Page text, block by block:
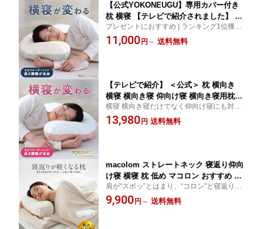
【公式YOKONEUGU】専用カバー付き
枕 横寝 【テレビで紹介されました】 母
の日 肩こり 首こり ストレートネック
横向き いびき 首痛み 頭痛 洗える まく
プレゼントにおすすめ | ランキング1位獲得
| 送料無料（沖縄・北海道・離島は除く） |
公式ショップ限定14日間返品保証 | ヨコネ
11,000 円 ～ 送料無料
【テレビで紹介】 ＜公式＞ 枕 横向き
横寝 横向き寝 仰向け寝 横向き寝用枕
まくら YOKONEGU Premium 母の日
いびき 横向き専用 横向きで寝る 肩こり
横寝 横向き寝だけでなく仰向け寝にも対応
したYOKONEGU Premium（ヨコネグプレ
ミアム）あなたの寝方にしっかりフィット
13,980 円 送料無料
macolom ストレートネック 寝返り仰向
け寝 横寝 枕 低め マコロン おすすめ 人
気 睡眠 洗える 通気性
肩が“スポッ”とはまり、“コロン”と寝返りし
やすい形状の熟睡枕。 「寝返りポケット」
があることで肩がぶつからず、ストレスな
9,900 円 ～ 送料無料